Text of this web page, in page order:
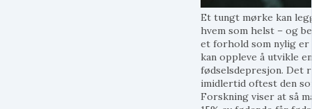
Et tungt mørke kan
hvem som helst – og
et forhold som nylig
kan oppleve å utvikle en
fødselsdepresjon. Det
imidlertid oftest den
Forskning viser at så